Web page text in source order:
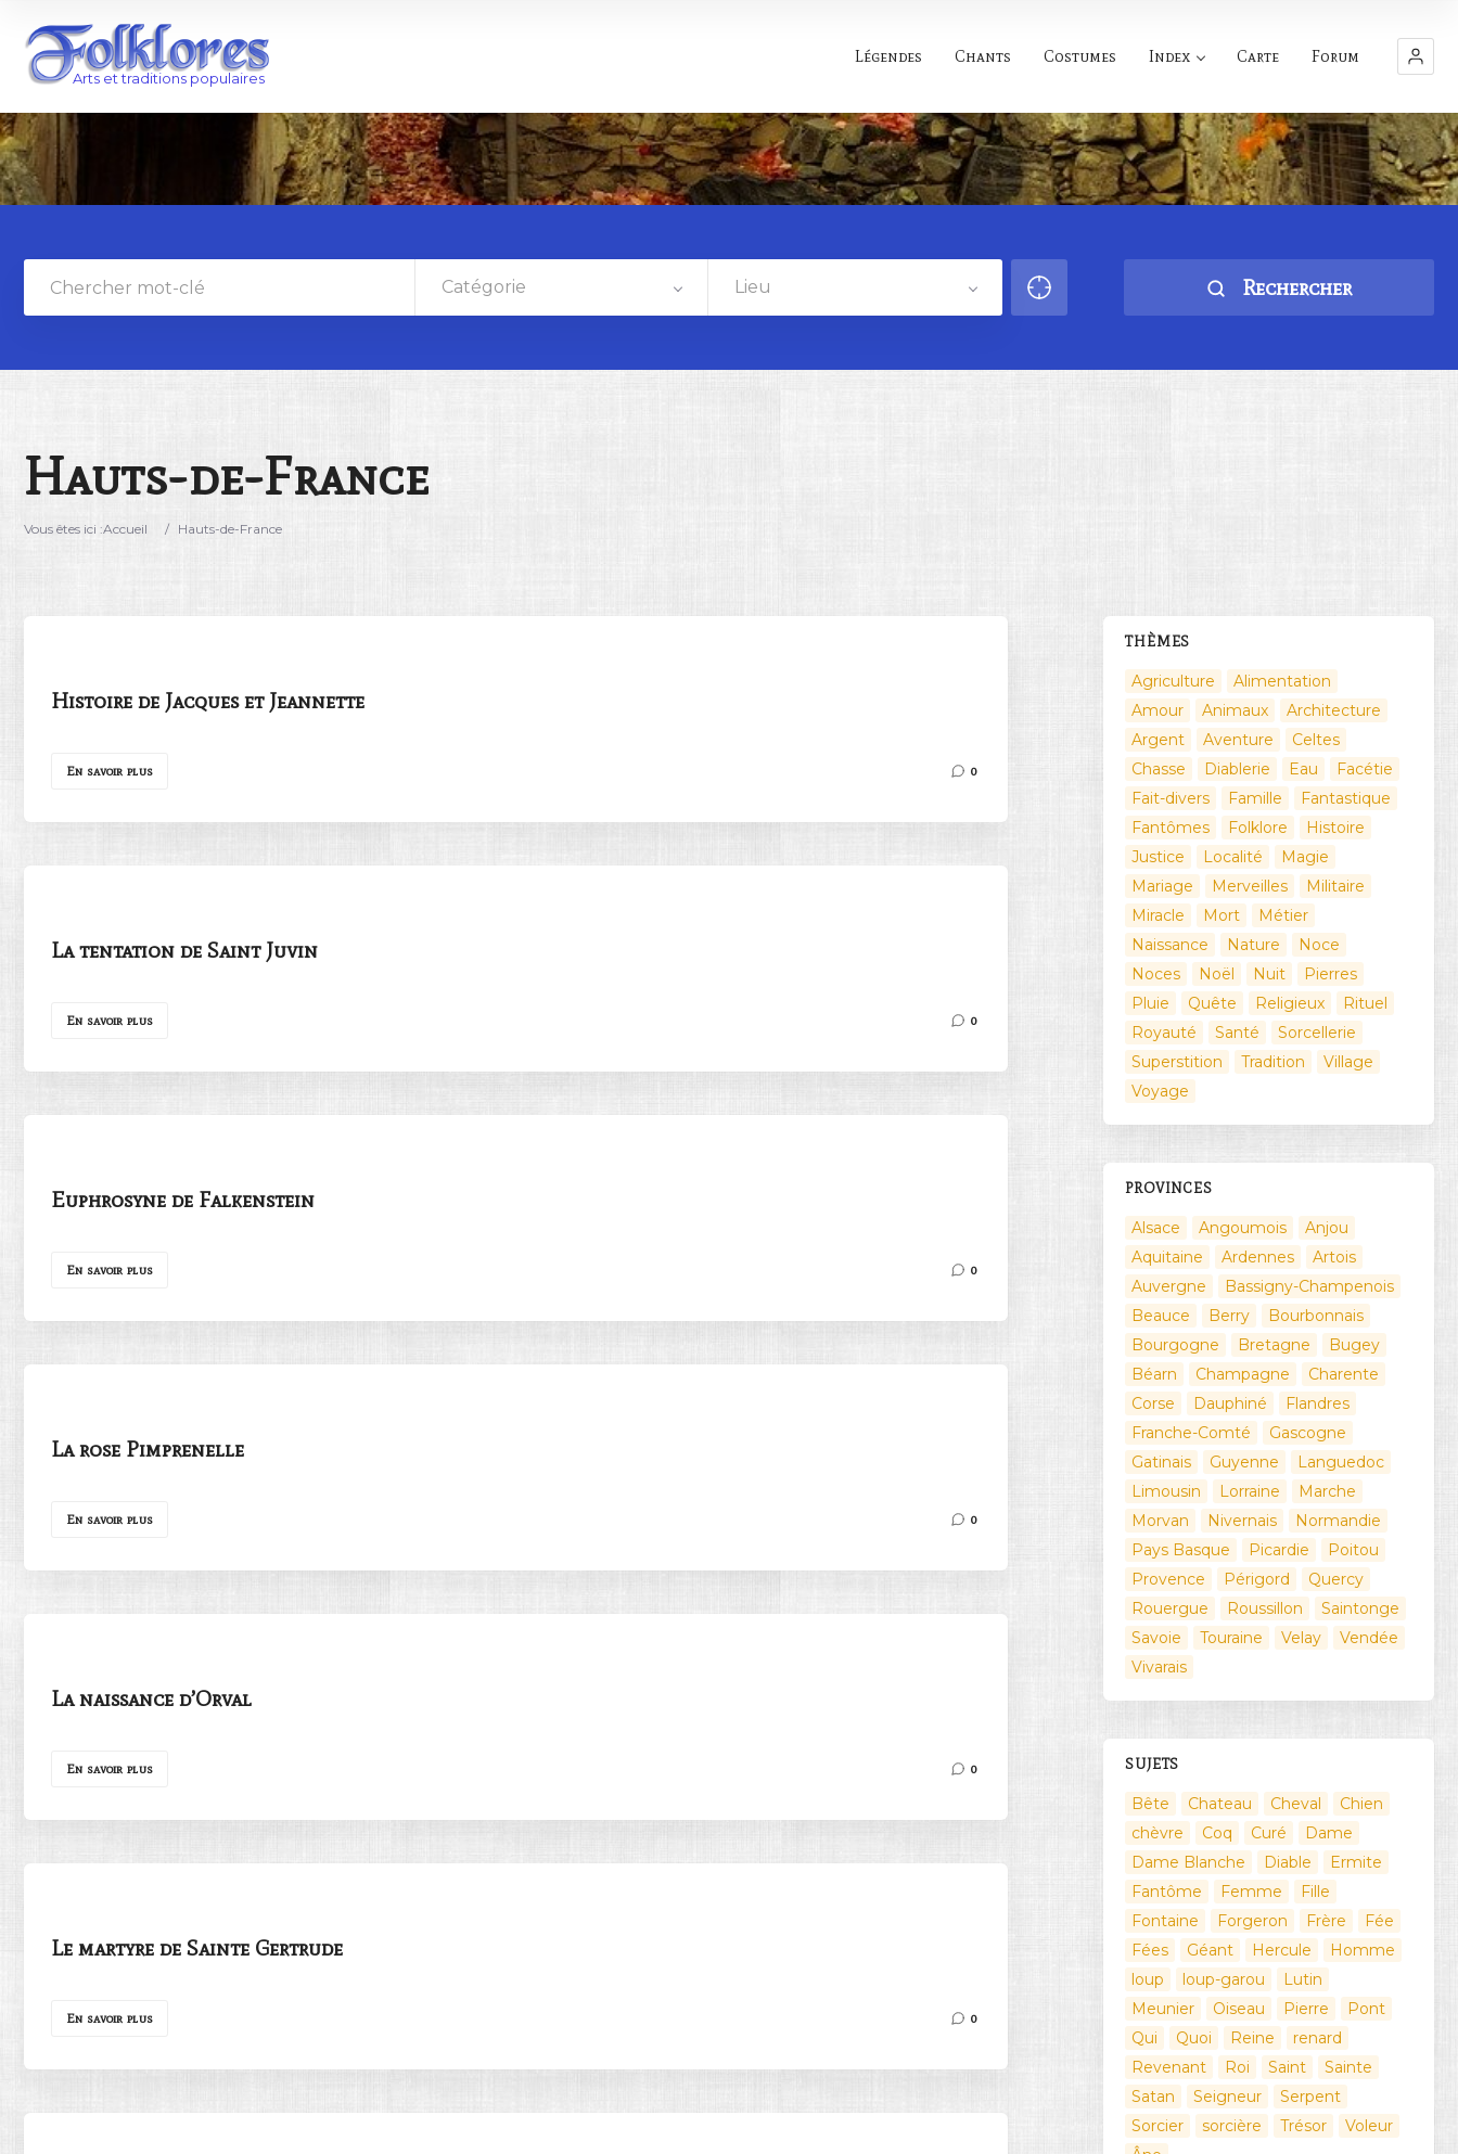
Légendes Chants Costumes Index Carte Forum
Catégorie Lieu Rechercher
Hauts-de-France
Vous êtes ici :Accueil / Hauts-de-France
Histoire de Jacques et Jeannette
En savoir plus 0
La tentation de Saint Juvin
En savoir plus 0
Euphrosyne de Falkenstein
En savoir plus 0
La rose Pimprenelle
En savoir plus 0
La naissance d’Orval
En savoir plus 0
Le martyre de Sainte Gertrude
En savoir plus 0
THÈMES
Agriculture
Alimentation
Amour
Animaux
Architecture
Argent
Aventure
Celtes
Chasse
Diablerie Eau
Facétie
Fait-divers
Famille
Fantastique
Fantômes
Folklore
Histoire
Justice
Localité
Magie
Mariage
Merveilles
Militaire
Miracle
Mort
Métier
Naissance
Nature
Noce
Noces
Noël Nuit
Pierres
Pluie
Quête Religieux
Rituel
Royauté
Santé
Sorcellerie
Superstition
Tradition
Village
Voyage
PROVINCES
Alsace Angoumois
Anjou
Aquitaine
Ardennes
Artois
Auvergne
Bassigny-Champenois
Beauce
Berry
Bourbonnais
Bourgogne
Bretagne
Bugey
Béarn
Champagne
Charente
Corse
Dauphiné
Flandres
Franche-Comté
Gascogne
Gatinais
Guyenne
Languedoc
Limousin
Lorraine
Marche
Morvan
Nivernais
Normandie
Pays Basque
Picardie
Poitou
Provence
Périgord
Quercy
Rouergue
Roussillon
Saintonge
Savoie
Touraine Velay
Vendée
Vivarais
SUJETS
Bête Chateau Cheval
Chien
chèvre
Coq Curé
Dame
Dame Blanche
Diable
Ermite
Fantôme
Femme
Fille
Fontaine
Forgeron Frère
Fée
Fées
Géant Hercule
Homme
loup
loup-garou
Lutin
Meunier
Oiseau Pierre
Pont
Qui
Quoi Reine
renard
Revenant
Roi Saint
Sainte
Satan
Seigneur
Serpent
Sorcier
sorcière Trésor
Voleur